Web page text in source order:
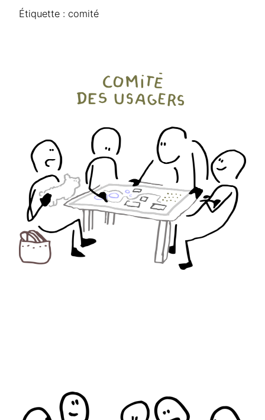
Étiquette : comité